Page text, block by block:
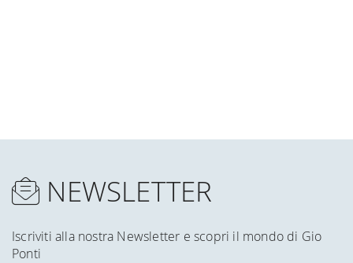
NEWSLETTER
Iscriviti alla nostra Newsletter e scopri il mondo di Gio
Ponti